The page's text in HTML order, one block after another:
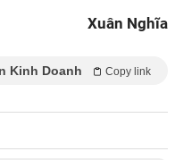
Xuân Nghĩa
Kinh Doanh Copy link